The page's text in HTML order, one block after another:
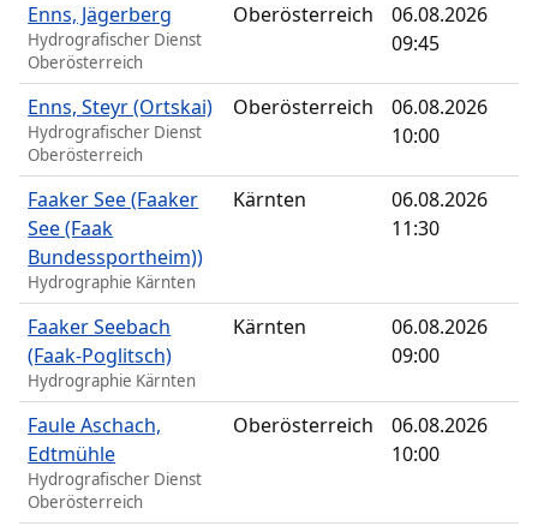
Enns, Jägerberg
Hydrografischer Dienst
Oberösterreich
Oberösterreich
06.08.2026
09:45
Enns, Steyr (Ortskai)
Hydrografischer Dienst
Oberösterreich
Oberösterreich
06.08.2026
10:00
Faaker See (Faaker
See (Faak
Bundessportheim))
Hydrographie Kärnten
Kärnten
06.08.2026
11:30
Faaker Seebach
(Faak-Poglitsch)
Hydrographie Kärnten
Kärnten
06.08.2026
09:00
Faule Aschach,
Edtmühle
Hydrografischer Dienst
Oberösterreich
Oberösterreich
06.08.2026
10:00